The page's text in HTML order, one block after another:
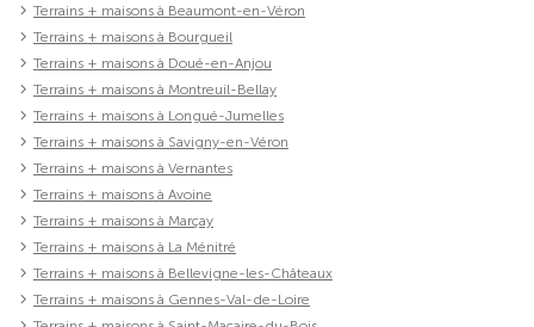
Terrains + maisons à Beaumont-en-Véron
Terrains + maisons à Bourgueil
Terrains + maisons à Doué-en-Anjou
Terrains + maisons à Montreuil-Bellay
Terrains + maisons à Longué-Jumelles
Terrains + maisons à Savigny-en-Véron
Terrains + maisons à Vernantes
Terrains + maisons à Avoine
Terrains + maisons à Marçay
Terrains + maisons à La Ménitré
Terrains + maisons à Bellevigne-les-Châteaux
Terrains + maisons à Gennes-Val-de-Loire